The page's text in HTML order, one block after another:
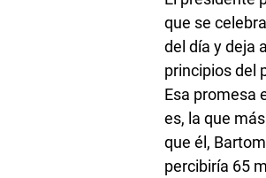
que se
del día y deja
principios del
Esa promesa
es, la que
que él,
percibiría 65